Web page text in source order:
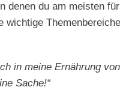
denen du am meisten
wichtige
in meine Ernährung
Sache!“